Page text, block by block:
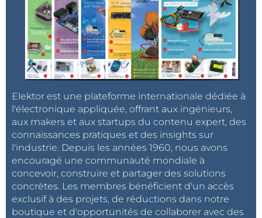
Elektor est une plateforme internationale dédiée à
l'électronique appliquée, offrant aux ingénieurs,
aux makers et aux startups du contenu expert, des
connaissances pratiques et des insights sur
l'industrie. Depuis les années 1960, nous avons
encouragé une communauté mondiale à
concevoir, construire et partager des solutions
concrètes. Les membres bénéficient d'un accès
exclusif à des projets, de réductions dans notre
boutique et d'opportunités de collaborer avec des